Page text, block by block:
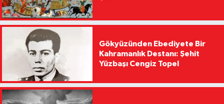
Gökyüzünden Ebediyete Bir
Kahramanlık Destanı: Şehit
Yüzbaşı Cengiz Topel